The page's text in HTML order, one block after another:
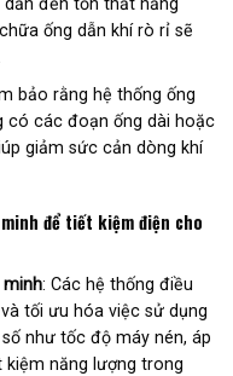
đến tổn thất năng
ống dẫn khí rò rỉ sẽ
bảo rằng hệ thống ống
có các đoạn ống dài hoặc
giảm sức cản dòng khí
để tiết kiệm điện cho
minh: Các hệ thống điều
tối ưu hóa việc sử dụng
như tốc độ máy nén, áp
năng lượng trong